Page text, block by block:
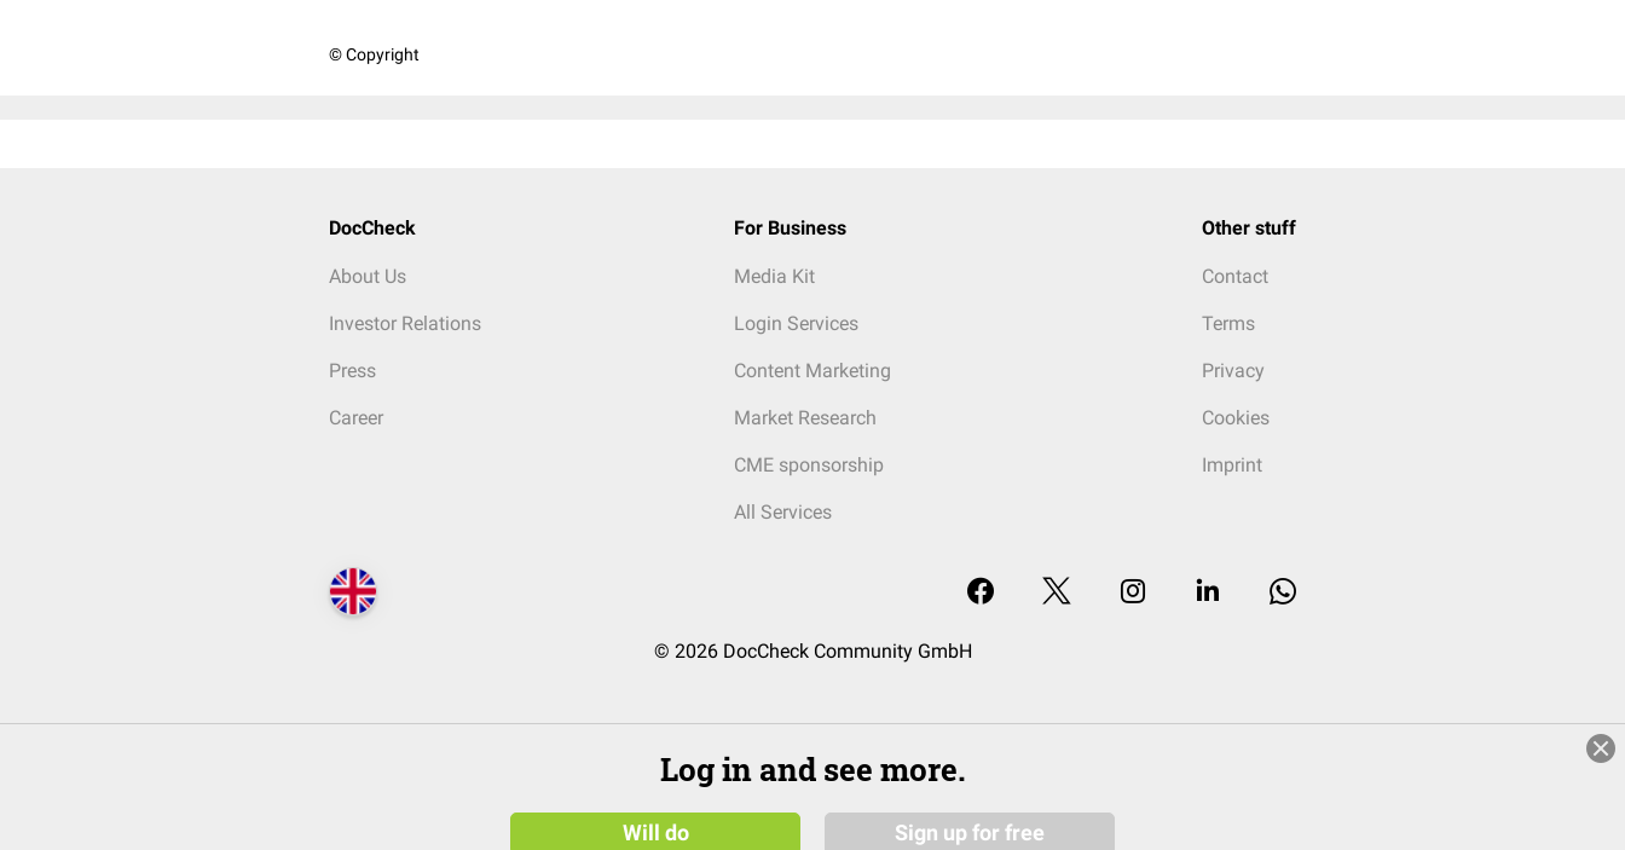
© Copyright
DocCheck
About Us
Investor Relations
Press
Career
For Business
Media Kit
Login Services
Content Marketing
Market Research
CME sponsorship
All Services
Other stuff
Contact
Terms
Privacy
Cookies
Imprint
© 2026 DocCheck Community GmbH
Log in and see more.
Will do Sign up for free